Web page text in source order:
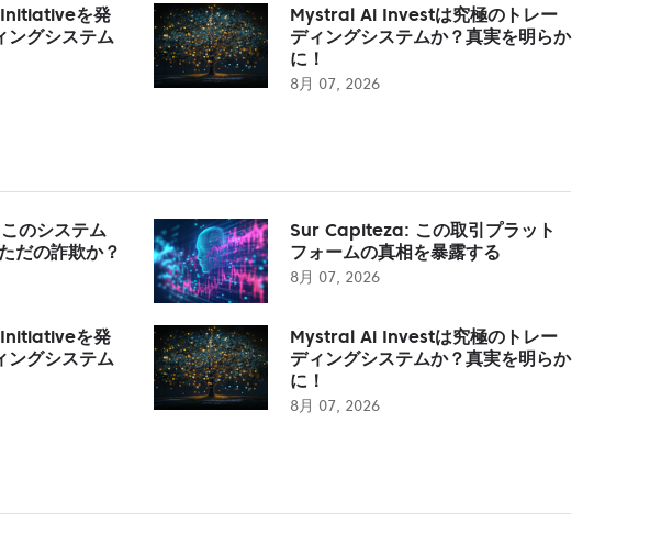
を発
ングシステム
Mystral Ai Investは究極のトレー
ディングシステムか？真実を明らか
に！
8月 07, 2026
のシステム
だの詐欺か？
Sur Capiteza: この取引プラット
フォームの真相を暴露する
8月 07, 2026
を発
ングシステム
Mystral Ai Investは究極のトレー
ディングシステムか？真実を明らか
に！
8月 07, 2026